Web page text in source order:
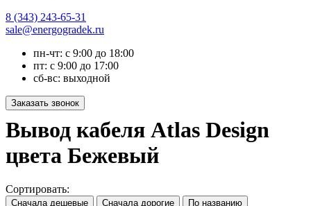
8 (343) 243-65-31
sale@energogradek.ru
пн-чт: с 9:00 до 18:00
пт: с 9:00 до 17:00
сб-вс: выходной
Вывод кабеля Atlas Design
цвета Бежевый
Сортировать: